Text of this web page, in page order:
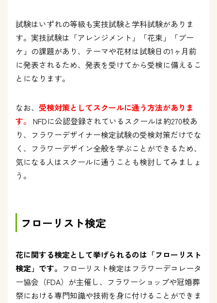
試験はいずれの等級も実技試験と学科試験がありま
す。実技試験は「アレンジメント」「花束」「ブー
ケ」の課題があり、テーマや花材は試験日の1ヶ月前
に発表されるため、発表を受けてから受検に備えるこ
とになります。
なお、 受検対策としてスクールに通う方法がありま
す。
NFDに公認登録されているスクールは約270校あ
り、フラワーデザイナー検定試験の受検対策だけでな
く、フラワーデザイン全般を学ぶことができるため、
気になる人はスクールに通うことも検討してみましょ
う。
フローリスト検定
花に関する検定として挙げられるのは「フローリスト
検定」です。 フローリスト検定はフラワーデコレータ
ー協会（FDA）が主催し、フラワーショップや冠婚葬
祭における専門知識や技術を身に付けることができま